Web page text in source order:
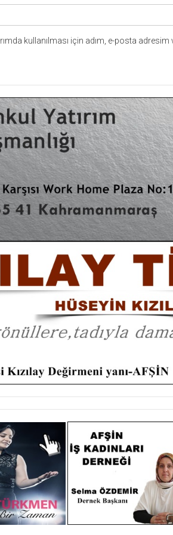
kullanılması için adım, e-posta adresim